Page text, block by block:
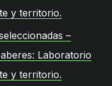
y territorio.
–
Laboratorio
y territorio.